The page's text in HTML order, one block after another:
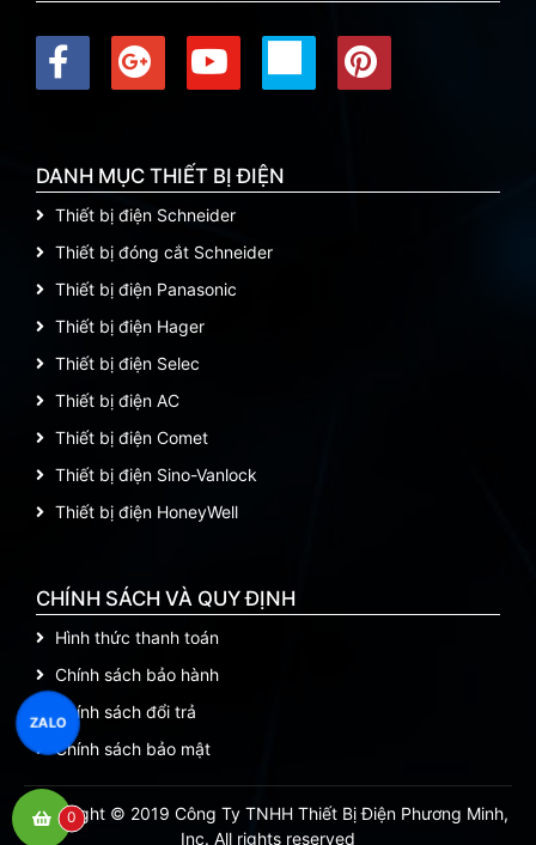
DANH MỤC THIẾT BỊ ĐIỆN
Thiết bị điện Schneider
Thiết bị đóng cắt Schneider
Thiết bị điện Panasonic
Thiết bị điện Hager
Thiết bị điện Selec
Thiết bị điện AC
Thiết bị điện Comet
Thiết bị điện Sino-Vanlock
Thiết bị điện HoneyWell
CHÍNH SÁCH VÀ QUY ĐỊNH
Hình thức thanh toán
Chính sách bảo hành
Chính sách đổi trả
Chính sách bảo mật
Copyright © 2019 Công Ty TNHH Thiết Bị Điện Phương Minh,
Inc. All rights reserved
0
ZALO